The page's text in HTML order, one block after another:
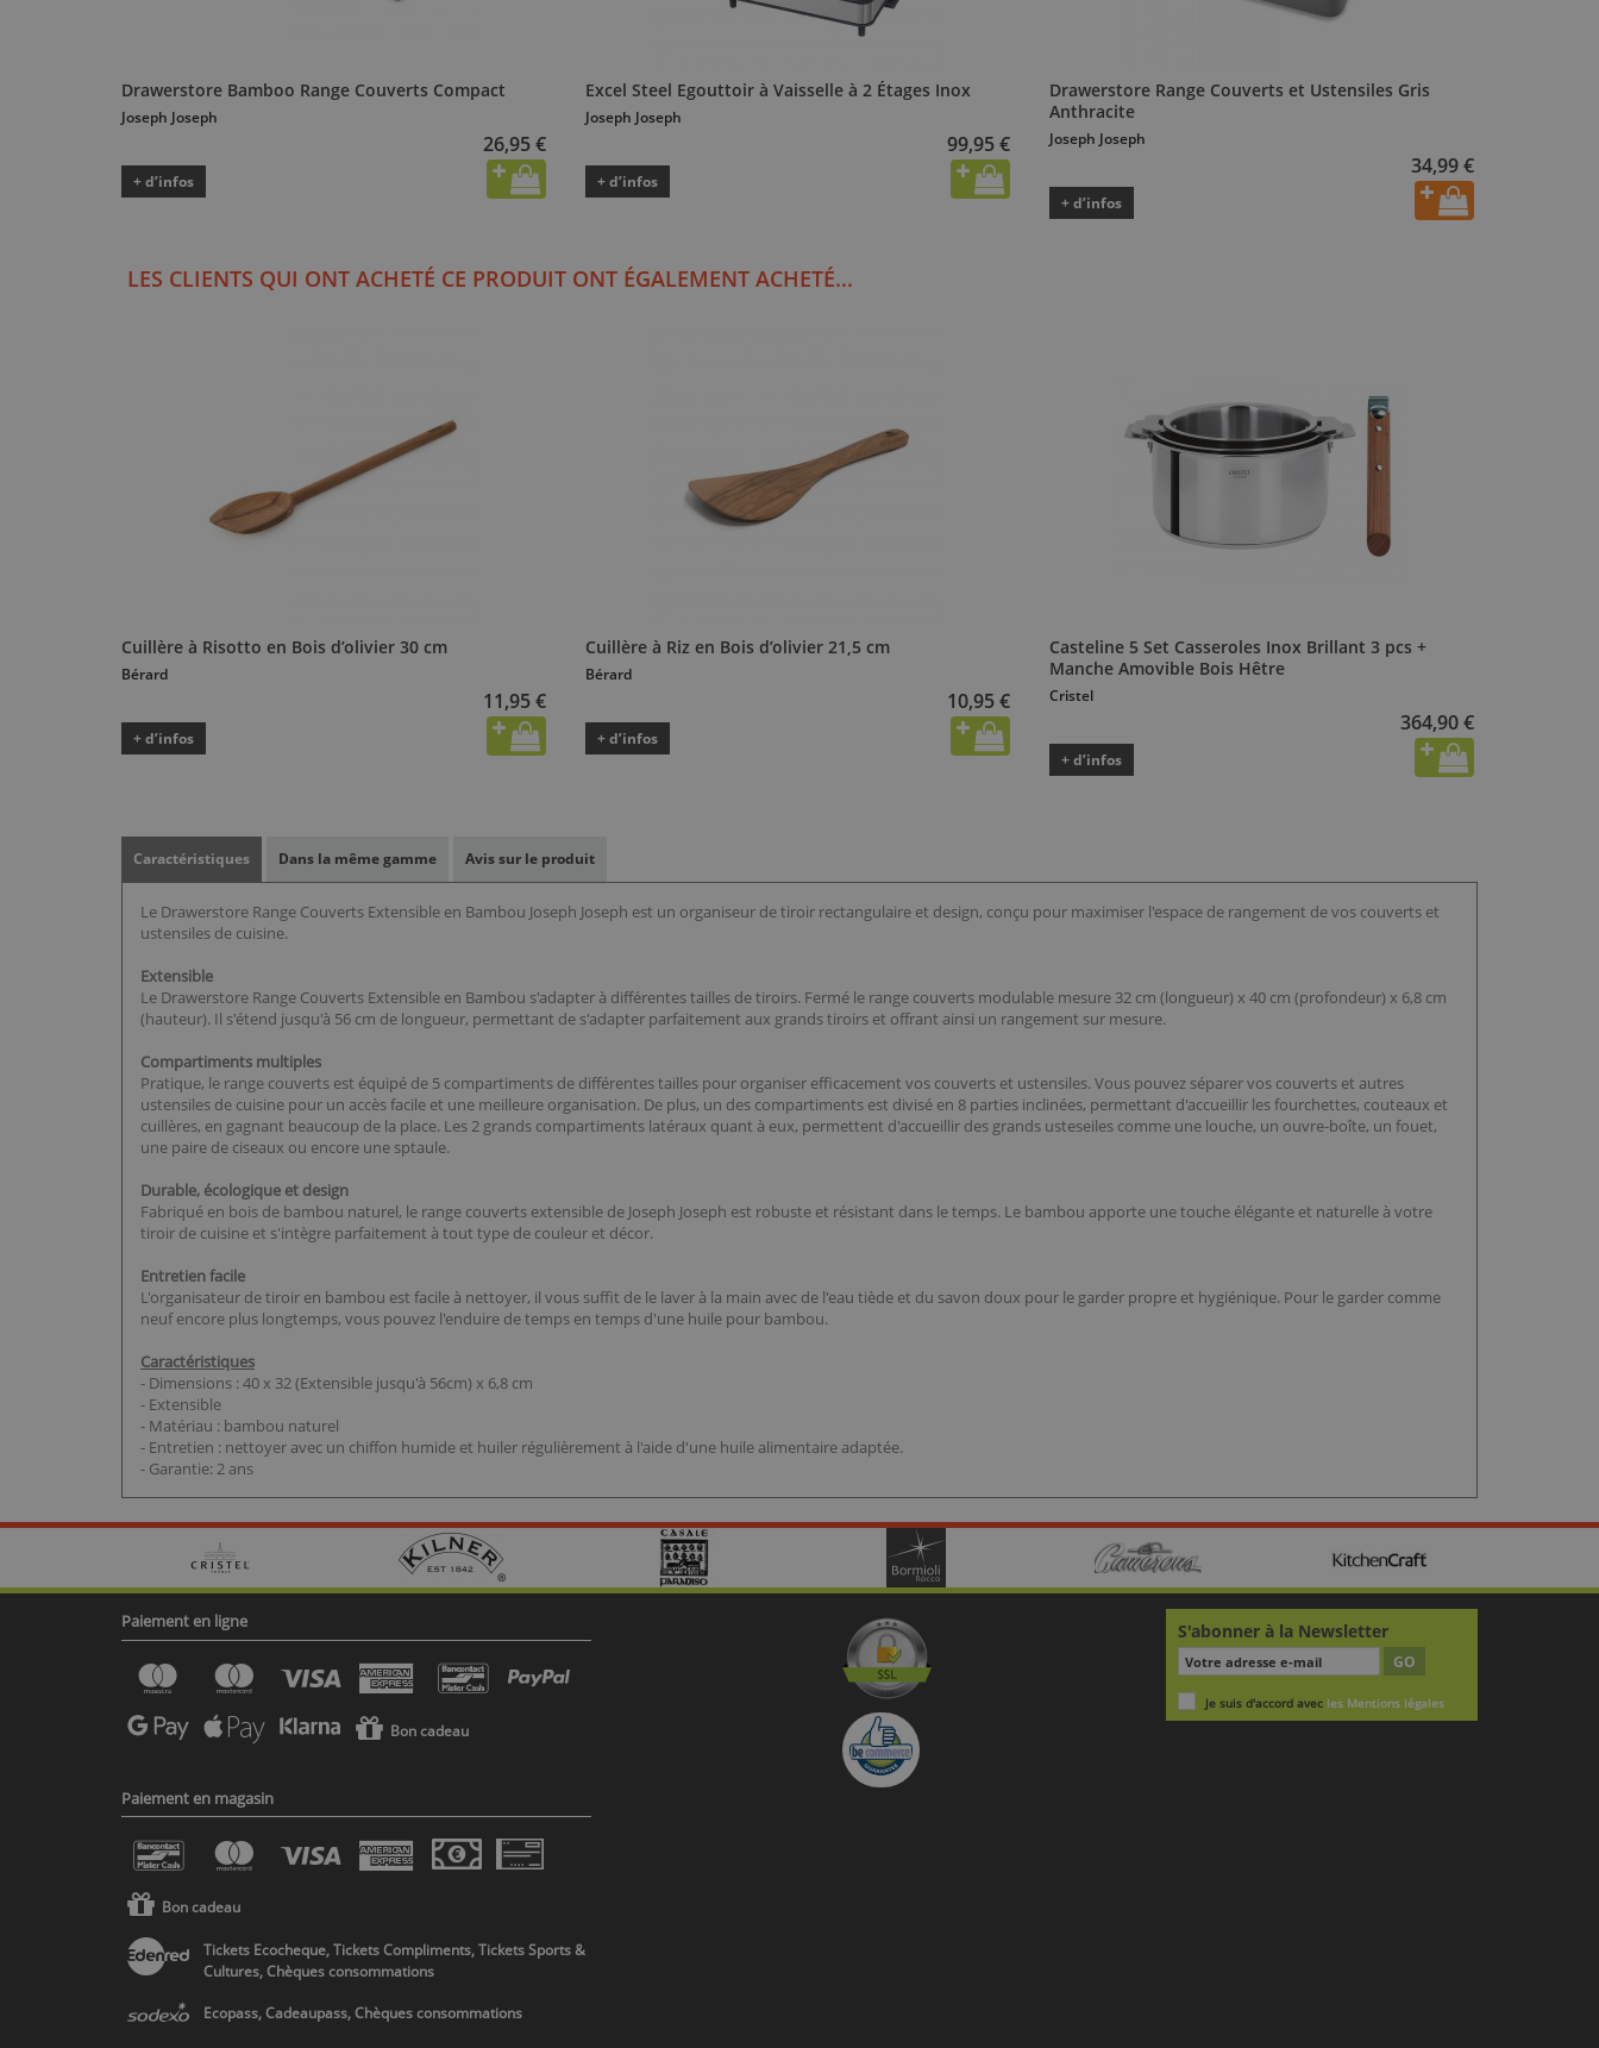
Drawerstore Bamboo Range Couverts Compact
Joseph Joseph
26,95 €
+ d’infos
Excel Steel Egouttoir à Vaisselle à 2 Étages Inox
Joseph Joseph
99,95 €
+ d’infos
Drawerstore Range Couverts et Ustensiles Gris
Anthracite
Joseph Joseph
34,99 €
+ d’infos
LES CLIENTS QUI ONT ACHETÉ CE PRODUIT ONT ÉGALEMENT ACHETÉ...
Cuillère à Risotto en Bois d’olivier 30 cm
Bérard
11,95 €
+ d’infos
Cuillère à Riz en Bois d’olivier 21,5 cm
Bérard
10,95 €
+ d’infos
Casteline 5 Set Casseroles Inox Brillant 3 pcs +
Manche Amovible Bois Hêtre
Cristel
364,90 €
+ d’infos
Caractéristiques Dans la même gamme Avis sur le produit
Le Drawerstore Range Couverts Extensible en Bambou Joseph Joseph est un organiseur de tiroir rectangulaire et design, conçu pour maximiser l'espace de rangement de vos couverts et
ustensiles de cuisine.
Extensible
Le Drawerstore Range Couverts Extensible en Bambou s'adapter à différentes tailles de tiroirs. Fermé le range couverts modulable mesure 32 cm (longueur) x 40 cm (profondeur) x 6,8 cm
(hauteur). Il s'étend jusqu'à 56 cm de longueur, permettant de s'adapter parfaitement aux grands tiroirs et offrant ainsi un rangement sur mesure.
Compartiments multiples
Pratique, le range couverts est équipé de 5 compartiments de différentes tailles pour organiser efficacement vos couverts et ustensiles. Vous pouvez séparer vos couverts et autres
ustensiles de cuisine pour un accès facile et une meilleure organisation. De plus, un des compartiments est divisé en 8 parties inclinées, permettant d'accueillir les fourchettes, couteaux et
cuillères, en gagnant beaucoup de la place. Les 2 grands compartiments latéraux quant à eux, permettent d'accueillir des grands usteseiles comme une louche, un ouvre-boîte, un fouet,
une paire de ciseaux ou encore une sptaule.
Durable, écologique et design
Fabriqué en bois de bambou naturel, le range couverts extensible de Joseph Joseph est robuste et résistant dans le temps. Le bambou apporte une touche élégante et naturelle à votre
tiroir de cuisine et s'intègre parfaitement à tout type de couleur et décor.
Entretien facile
L'organisateur de tiroir en bambou est facile à nettoyer, il vous suffit de le laver à la main avec de l'eau tiède et du savon doux pour le garder propre et hygiénique. Pour le garder comme
neuf encore plus longtemps, vous pouvez l'enduire de temps en temps d'une huile pour bambou.
Caractéristiques
- Dimensions : 40 x 32 (Extensible jusqu'à 56cm) x 6,8 cm
- Extensible
- Matériau : bambou naturel
- Entretien : nettoyer avec un chiffon humide et huiler régulièrement à l'aide d'une huile alimentaire adaptée.
- Garantie: 2 ans
Paiement en ligne
Bon cadeau
Paiement en magasin
Bon cadeau
Tickets Ecocheque, Tickets Compliments, Tickets Sports &
Cultures, Chèques consommations
Ecopass, Cadeaupass, Chèques consommations
S'abonner à la Newsletter
GO
Je suis d'accord avec les Mentions légales